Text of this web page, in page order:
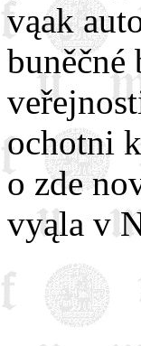
vąak
ochotni
o zde
vyąla v